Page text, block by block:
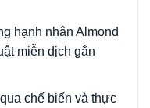
hạnh nhân Almond
miễn dịch gắn
chế biến và thực